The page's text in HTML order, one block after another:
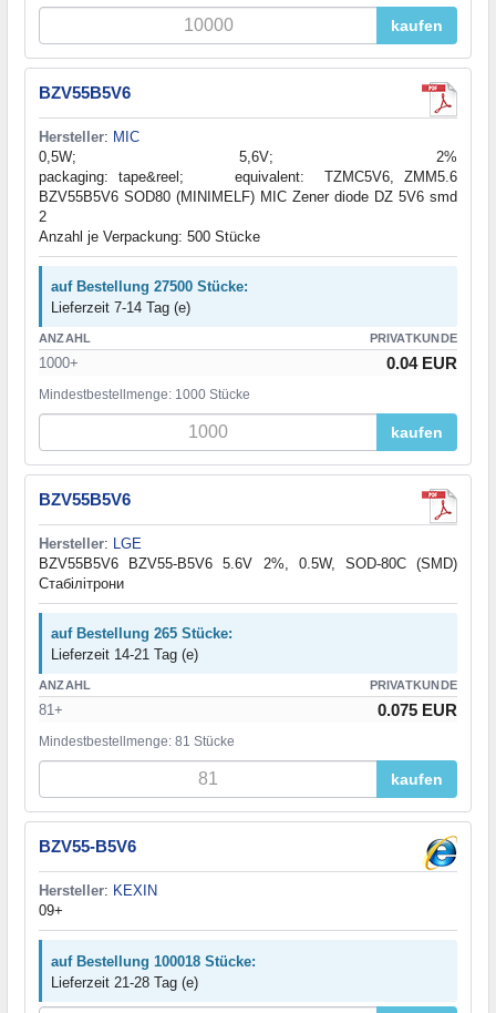
kaufen
BZV55B5V6
Hersteller: MIC
0,5W; 5,6V; 2%
packaging: tape&reel; equivalent: TZMC5V6, ZMM5.6
BZV55B5V6 SOD80 (MINIMELF) MIC Zener diode DZ 5V6 smd
2
Anzahl je Verpackung: 500 Stücke
auf Bestellung 27500 Stücke:
Lieferzeit 7-14 Tag (e)
ANZAHL PRIVATKUNDE
1000+ 0.04 EUR
Mindestbestellmenge: 1000 Stücke
kaufen
BZV55B5V6
Hersteller: LGE
BZV55B5V6 BZV55-B5V6 5.6V 2%, 0.5W, SOD-80C (SMD)
Стабілітрони
auf Bestellung 265 Stücke:
Lieferzeit 14-21 Tag (e)
ANZAHL PRIVATKUNDE
81+ 0.075 EUR
Mindestbestellmenge: 81 Stücke
kaufen
BZV55-B5V6
Hersteller: KEXIN
09+
auf Bestellung 100018 Stücke:
Lieferzeit 21-28 Tag (e)